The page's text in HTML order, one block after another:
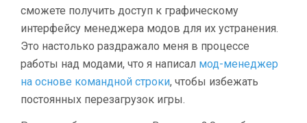
сможете получить доступ к графическому
интерфейсу менеджера модов для их устранения.
Это настолько раздражало меня в процессе
работы над модами, что я написал мод-менеджер
на основе командной строки, чтобы избежать
постоянных перезагрузок игры.